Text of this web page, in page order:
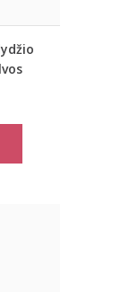
Tank